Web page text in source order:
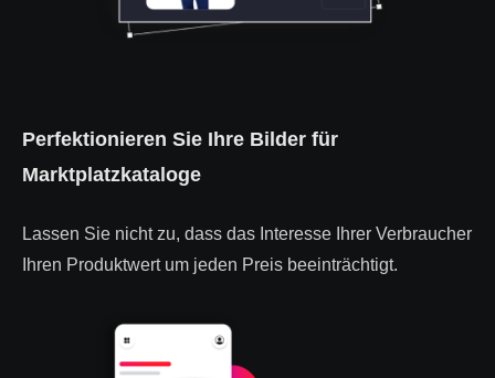
Perfektionieren Sie Ihre Bilder für
Marktplatzkataloge
Lassen Sie nicht zu, dass das Interesse Ihrer Verbraucher
Ihren Produktwert um jeden Preis beeinträchtigt.